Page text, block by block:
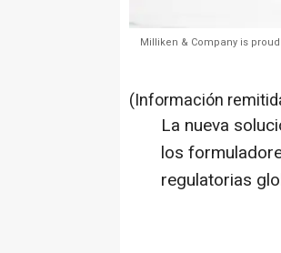
Milliken & Company is
(Información
La nueva
los
regulatorias